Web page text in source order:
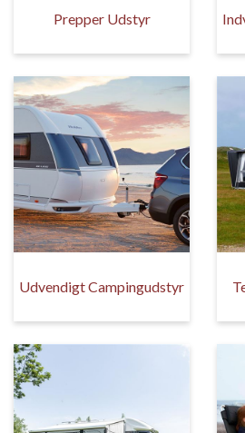
Prepper Udstyr
Udvendigt Campingudstyr